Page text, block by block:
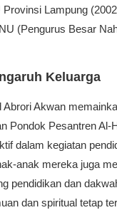
Lampung
(Pengurus Besar
Keluarga
Abrori Akwan
Pondok Pesantren Al-
dalam kegiatan
anak mereka juga
pendidikan dan
dan spiritual tetap